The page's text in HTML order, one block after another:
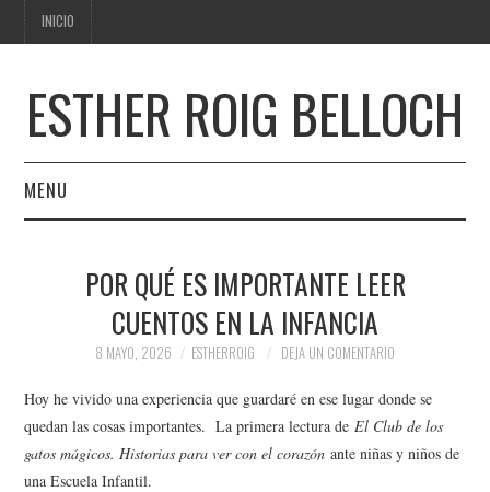
INICIO
ESTHER ROIG BELLOCH
MENU
POR QUÉ ES IMPORTANTE LEER
CUENTOS EN LA INFANCIA
8 MAYO, 2026 ESTHERROIG DEJA UN COMENTARIO
Hoy he vivido una experiencia que guardaré en ese lugar donde se
quedan las cosas importantes. La primera lectura de El Club de los
gatos mágicos. Historias para ver con el corazón ante niñas y niños de
una Escuela Infantil.